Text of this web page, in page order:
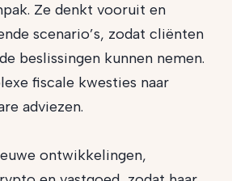
Ze denkt vooruit en
scenario’s, zodat cliënten
beslissingen kunnen nemen.
fiscale kwesties naar
adviezen.
ontwikkelingen,